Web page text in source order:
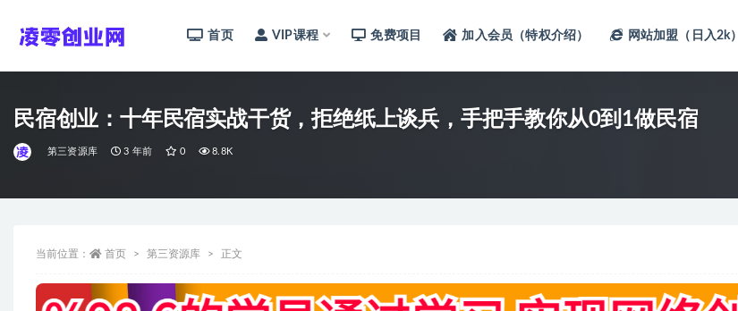
首页 VIP课程 免费项目 加入会员（特权介绍） 网站加盟（日入2k）
民宿创业：十年民宿实战干货，拒绝纸上谈兵，手把手教你从0到1做民宿
第三资源库 3 年前 0 8.8K
当前位置： 首页 第三资源库 正文